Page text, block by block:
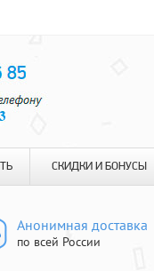
СКИДКИ И БОНУСЫ
Анонимная доставка
по всей России